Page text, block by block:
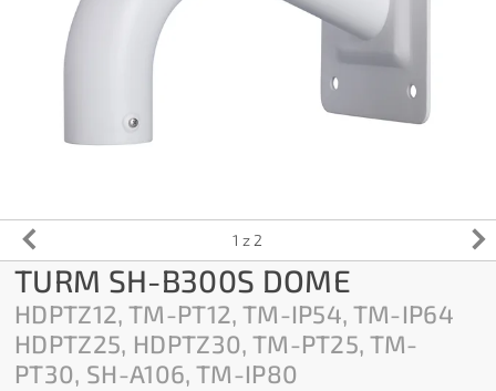
1 z 2
TURM SH-B300S DOME
HDPTZ12, TM-PT12, TM-IP54, TM-IP64
HDPTZ25, HDPTZ30, TM-PT25, TM-
PT30, SH-A106, TM-IP80